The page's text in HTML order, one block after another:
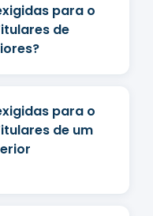
para o
de
para o
de um